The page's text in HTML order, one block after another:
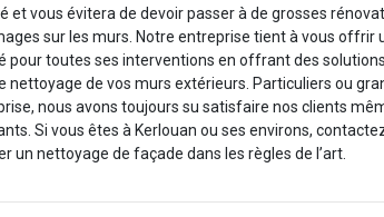
et vous évitera de devoir passer à de grosses
sur les murs. Notre entreprise tient à vous offrir
pour toutes ses interventions en offrant des
nettoyage de vos murs extérieurs. Particuliers ou
nous avons toujours su satisfaire nos clients
Si vous êtes à Kerlouan ou ses environs,
un nettoyage de façade dans les règles de l’art.